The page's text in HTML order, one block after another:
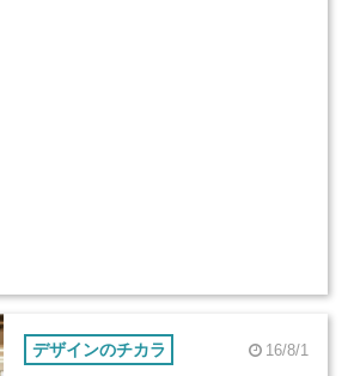
デザインのチカラ 16/8/1